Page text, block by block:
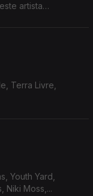
artista
Terra Livre,
Youth Yard,
Niki Moss,...